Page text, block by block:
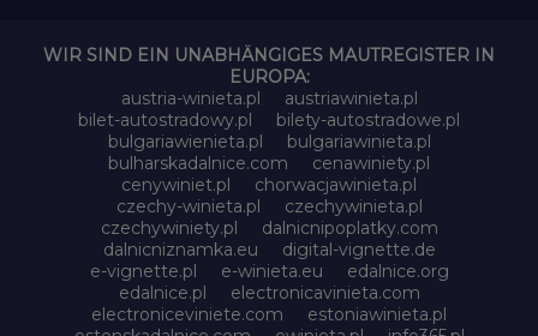
WIR SIND EIN UNABHÄNGIGES MAUTREGISTER IN
EUROPA:
austria-winieta.pl
austriawinieta.pl
bilet-autostradowy.pl
bilety-autostradowe.pl
bulgariawienieta.pl
bulgariawinieta.pl
bulharskadalnice.com
cenawiniety.pl
cenywiniet.pl
chorwacjawinieta.pl
czechy-winieta.pl
czechywinieta.pl
czechywiniety.pl
dalnicnipoplatky.com
dalnicniznamka.eu
digital-vignette.de
e-vignette.pl
e-winieta.eu
edalnice.org
edalnice.pl
electronicavinieta.com
electroniceviniete.com
estoniawinieta.pl